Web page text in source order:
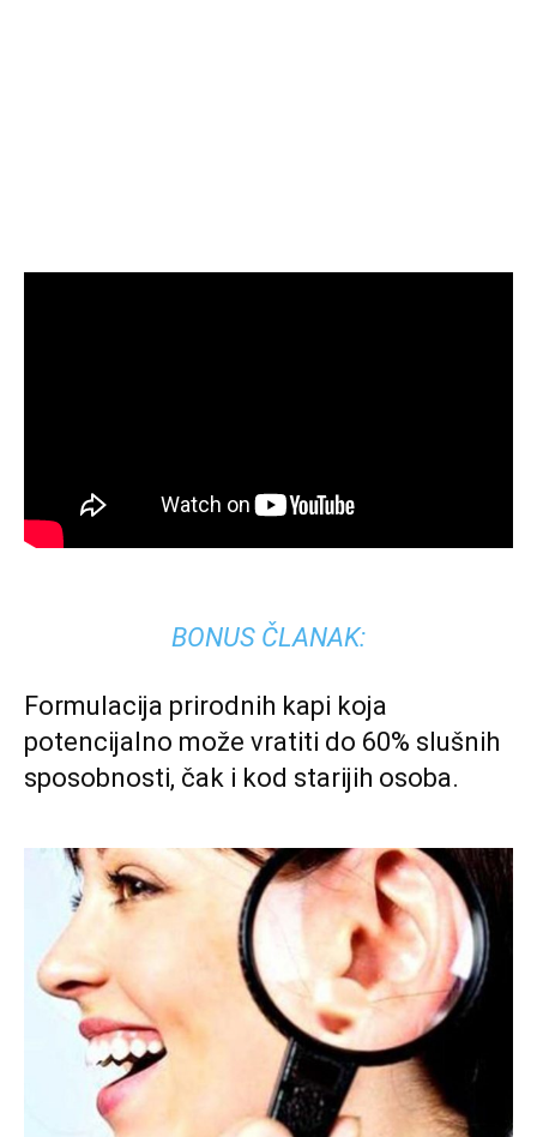
BONUS ČLANAK:
Formulacija prirodnih kapi koja
potencijalno može vratiti do 60% slušnih
sposobnosti, čak i kod starijih osoba.